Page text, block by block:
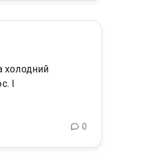
І
0